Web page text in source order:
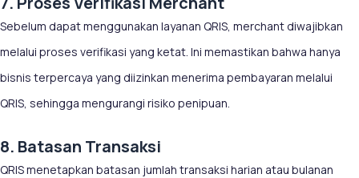
Sebelum dapat menggunakan layanan QRIS, merchant diwajibkan
melalui proses verifikasi yang ketat. Ini memastikan bahwa hanya
bisnis terpercaya yang diizinkan menerima pembayaran melalui
QRIS, sehingga mengurangi risiko penipuan.
8. Batasan Transaksi
QRIS menetapkan batasan jumlah transaksi harian atau bulanan